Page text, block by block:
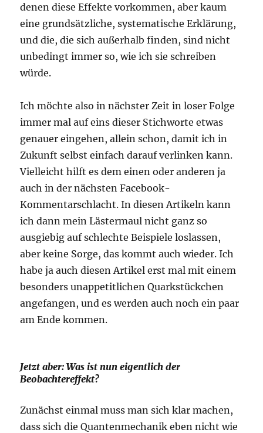
denen diese Effekte vorkommen, aber kaum
eine grundsätzliche, systematische Erklärung,
und die, die sich außerhalb finden, sind nicht
unbedingt immer so, wie ich sie schreiben
würde.
Ich möchte also in nächster Zeit in loser Folge
immer mal auf eins dieser Stichworte etwas
genauer eingehen, allein schon, damit ich in
Zukunft selbst einfach darauf verlinken kann.
Vielleicht hilft es dem einen oder anderen ja
auch in der nächsten Facebook-
Kommentarschlacht. In diesen Artikeln kann
ich dann mein Lästermaul nicht ganz so
ausgiebig auf schlechte Beispiele loslassen,
aber keine Sorge, das kommt auch wieder. Ich
habe ja auch diesen Artikel erst mal mit einem
besonders unappetitlichen Quarkstückchen
angefangen, und es werden auch noch ein paar
am Ende kommen.
Jetzt aber: Was ist nun eigentlich der
Beobachtereffekt?
Zunächst einmal muss man sich klar machen,
dass sich die Quantenmechanik eben nicht wie